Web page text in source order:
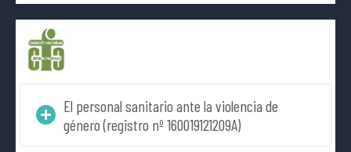
El personal sanitario ante la violencia de
género (registro nº 160019121209A)